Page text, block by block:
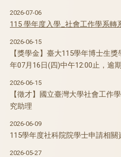
2026-07-06
115 學年度入學_社會工作學系轉
2026-06-15
【獎學金】臺大115學年博士生
年07月16日(四)中午12:00止，逾期
2026-06-15
【徵才】國立臺灣大學社會工作
究助理
2026-06-09
115學年度社科院院學士申請相關
2026-05-27